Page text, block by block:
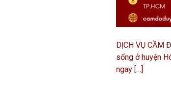
DỊCH VỤ CẦM
sống ở huyện
ngay […]